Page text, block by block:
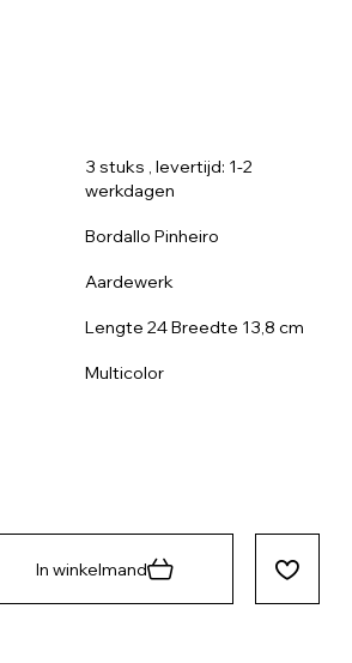
3 stuks , levertijd: 1-2
werkdagen
Bordallo Pinheiro
Aardewerk
Lengte 24 Breedte 13,8 cm
Multicolor
In winkelmand